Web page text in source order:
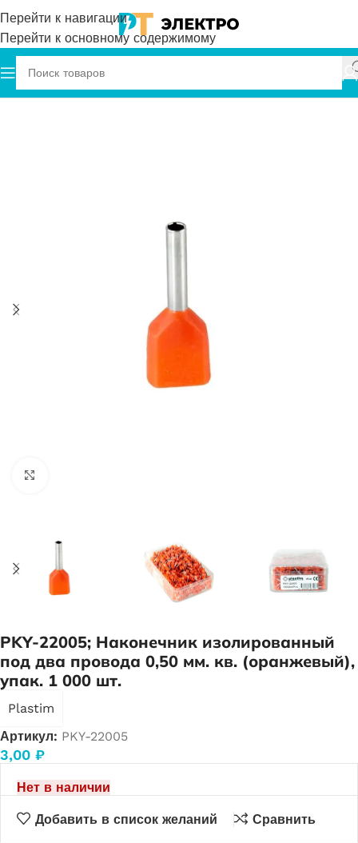
Перейти к навигации
Перейти к основному содержимому
штыревые втулочные изолированные НШВИ2
PKY-22005; Наконечник изолированный
под два провода 0,50 мм. кв. (оранжевый),
упак. 1 000 шт.
Plastim
Артикул: PKY-22005
3,00 ₽
Нет в наличии
Добавить в список желаний Сравнить